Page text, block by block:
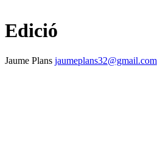
Edició
Jaume Plans jaumeplans32@gmail.com